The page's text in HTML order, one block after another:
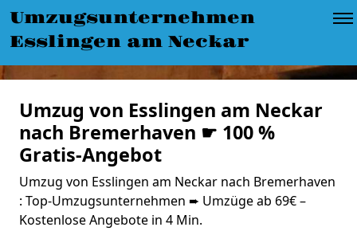
Umzugsunternehmen
Esslingen am Neckar
Umzug von Esslingen am Neckar
nach Bremerhaven ☛ 100 %
Gratis-Angebot
Umzug von Esslingen am Neckar nach Bremerhaven
: Top-Umzugsunternehmen ➨ Umzüge ab 69€ –
Kostenlose Angebote in 4 Min.